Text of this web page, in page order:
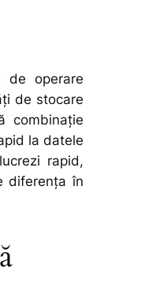
de operare
de stocare
combinație
la datele
rapid,
diferența în